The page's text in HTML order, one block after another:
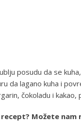
posudu da se
da lagano kuha i
čokoladu i
Možete